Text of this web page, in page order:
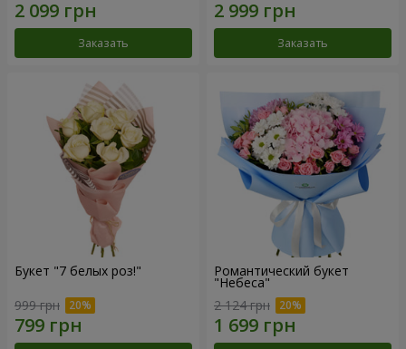
Заказать Заказать
Букет "7 белых роз!"
999 грн
Романтический букет
"Небеса"
2 124 грн